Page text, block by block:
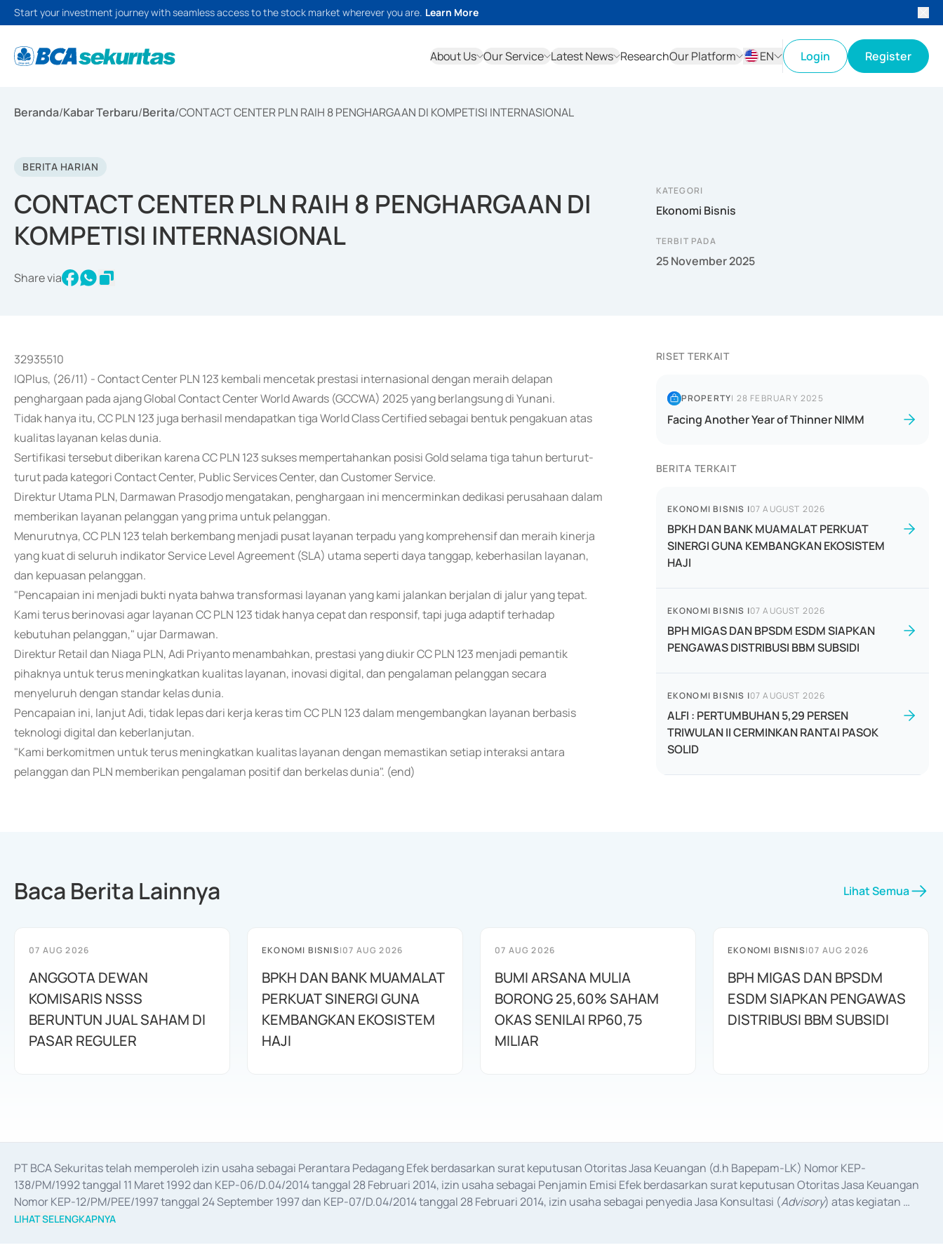
Start your investment journey with seamless access to the stock market wherever you are. Learn More
About Us Our Service Latest News ResearchOur Platform
EN
Login Register
Beranda/Kabar Terbaru/Berita/CONTACT CENTER PLN RAIH 8 PENGHARGAAN DI KOMPETISI INTERNASIONAL
BERITA HARIAN
CONTACT CENTER PLN RAIH 8 PENGHARGAAN DI
KOMPETISI INTERNASIONAL
Share via
KATEGORI
Ekonomi Bisnis
TERBIT PADA
25 November 2025
32935510
IQPlus, (26/11) - Contact Center PLN 123 kembali mencetak prestasi internasional dengan meraih delapan
penghargaan pada ajang Global Contact Center World Awards (GCCWA) 2025 yang berlangsung di Yunani.
Tidak hanya itu, CC PLN 123 juga berhasil mendapatkan tiga World Class Certified sebagai bentuk pengakuan atas
kualitas layanan kelas dunia.
Sertifikasi tersebut diberikan karena CC PLN 123 sukses mempertahankan posisi Gold selama tiga tahun berturut-
turut pada kategori Contact Center, Public Services Center, dan Customer Service.
Direktur Utama PLN, Darmawan Prasodjo mengatakan, penghargaan ini mencerminkan dedikasi perusahaan dalam
memberikan layanan pelanggan yang prima untuk pelanggan.
Menurutnya, CC PLN 123 telah berkembang menjadi pusat layanan terpadu yang komprehensif dan meraih kinerja
yang kuat di seluruh indikator Service Level Agreement (SLA) utama seperti daya tanggap, keberhasilan layanan,
dan kepuasan pelanggan.
"Pencapaian ini menjadi bukti nyata bahwa transformasi layanan yang kami jalankan berjalan di jalur yang tepat.
Kami terus berinovasi agar layanan CC PLN 123 tidak hanya cepat dan responsif, tapi juga adaptif terhadap
kebutuhan pelanggan," ujar Darmawan.
Direktur Retail dan Niaga PLN, Adi Priyanto menambahkan, prestasi yang diukir CC PLN 123 menjadi pemantik
pihaknya untuk terus meningkatkan kualitas layanan, inovasi digital, dan pengalaman pelanggan secara
menyeluruh dengan standar kelas dunia.
Pencapaian ini, lanjut Adi, tidak lepas dari kerja keras tim CC PLN 123 dalam mengembangkan layanan berbasis
teknologi digital dan keberlanjutan.
"Kami berkomitmen untuk terus meningkatkan kualitas layanan dengan memastikan setiap interaksi antara
pelanggan dan PLN memberikan pengalaman positif dan berkelas dunia". (end)
RISET TERKAIT
PROPERTY| 28 FEBRUARY 2025
Facing Another Year of Thinner NIMM
BERITA TERKAIT
EKONOMI BISNIS |07 AUGUST 2026
BPKH DAN BANK MUAMALAT PERKUAT
SINERGI GUNA KEMBANGKAN EKOSISTEM
HAJI
EKONOMI BISNIS |07 AUGUST 2026
BPH MIGAS DAN BPSDM ESDM SIAPKAN
PENGAWAS DISTRIBUSI BBM SUBSIDI
EKONOMI BISNIS |07 AUGUST 2026
ALFI : PERTUMBUHAN 5,29 PERSEN
TRIWULAN II CERMINKAN RANTAI PASOK
SOLID
Baca Berita Lainnya Lihat Semua
07 AUG 2026
ANGGOTA DEWAN
KOMISARIS NSSS
BERUNTUN JUAL SAHAM DI
PASAR REGULER
EKONOMI BISNIS|07 AUG 2026
BPKH DAN BANK MUAMALAT
PERKUAT SINERGI GUNA
KEMBANGKAN EKOSISTEM
HAJI
07 AUG 2026
BUMI ARSANA MULIA
BORONG 25,60% SAHAM
OKAS SENILAI RP60,75
MILIAR
EKONOMI BISNIS|07 AUG 2026
BPH MIGAS DAN BPSDM
ESDM SIAPKAN PENGAWAS
DISTRIBUSI BBM SUBSIDI
PT BCA Sekuritas telah memperoleh izin usaha sebagai Perantara Pedagang Efek berdasarkan surat keputusan Otoritas Jasa Keuangan (d.h Bapepam-LK) Nomor KEP-
138/PM/1992 tanggal 11 Maret 1992 dan KEP-06/D.04/2014 tanggal 28 Februari 2014, izin usaha sebagai Penjamin Emisi Efek berdasarkan surat keputusan Otoritas Jasa Keuangan
Nomor KEP-12/PM/PEE/1997 tanggal 24 September 1997 dan KEP-07/D.04/2014 tanggal 28 Februari 2014, izin usaha sebagai penyedia Jasa Konsultasi (Advisory) atas kegiatan
merger, akuisisi, divestasi, dan
LIHAT SELENGKAPNYA